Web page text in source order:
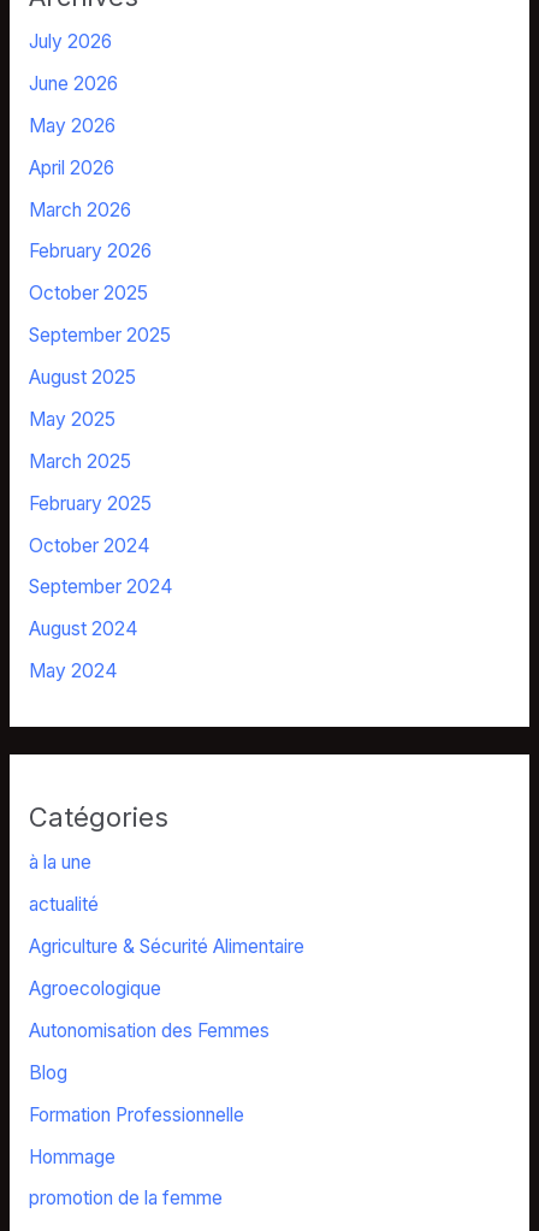
July 2026
June 2026
May 2026
April 2026
March 2026
February 2026
October 2025
September 2025
August 2025
May 2025
March 2025
February 2025
October 2024
September 2024
August 2024
May 2024
Catégories
à la une
actualité
Agriculture & Sécurité Alimentaire
Agroecologique
Autonomisation des Femmes
Blog
Formation Professionnelle
Hommage
promotion de la femme